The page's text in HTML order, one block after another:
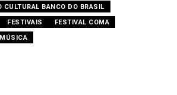
CULTURAL BANCO DO BRASIL
FESTIVAIS
FESTIVAL COMA
MÚSICA